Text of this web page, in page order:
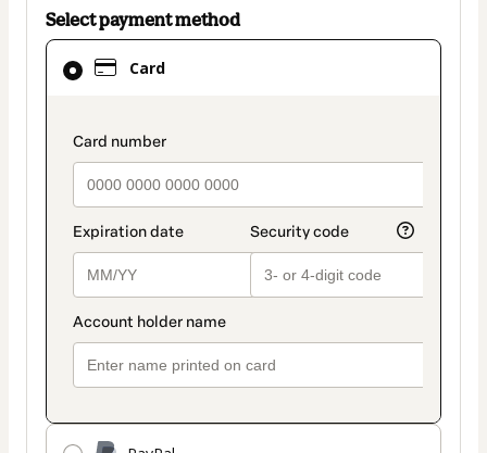
Select payment method
Card
payment_data.section_title_v2
Card
selected
method